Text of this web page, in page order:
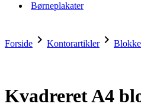
Børneplakater
Forside chevron_right Kontorartiklerchevron_right Blokke
Kvadreret A4